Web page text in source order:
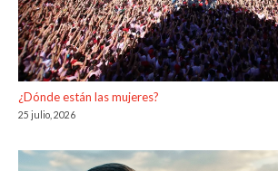
¿Dónde están las mujeres?
25 julio, 2026